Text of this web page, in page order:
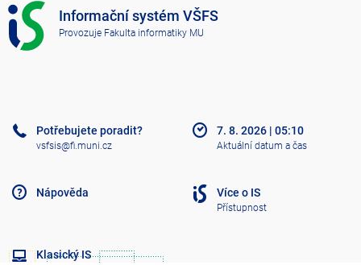
I
S
V
Informační systém VŠFS
Provozuje Fakulta informatiky MU
Potřebujete poradit?
vsfsis@fi.muni.cz
Nápověda
Klasický IS
7. 8. 2026 | 05:10
Aktuální datum a čas
Více o IS
Přístupnost